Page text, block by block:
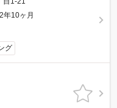
年10ヶ月
グ